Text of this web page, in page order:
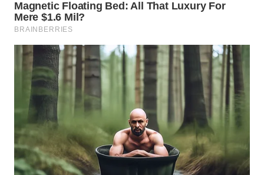
WN
WN
DAIRI
DANAU
TOBA
WN